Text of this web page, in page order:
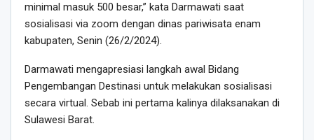
minimal masuk 500 besar,” kata Darmawati saat
sosialisasi via zoom dengan dinas pariwisata enam
kabupaten, Senin (26/2/2024).
Darmawati mengapresiasi langkah awal Bidang
Pengembangan Destinasi untuk melakukan sosialisasi
secara virtual. Sebab ini pertama kalinya dilaksanakan di
Sulawesi Barat.